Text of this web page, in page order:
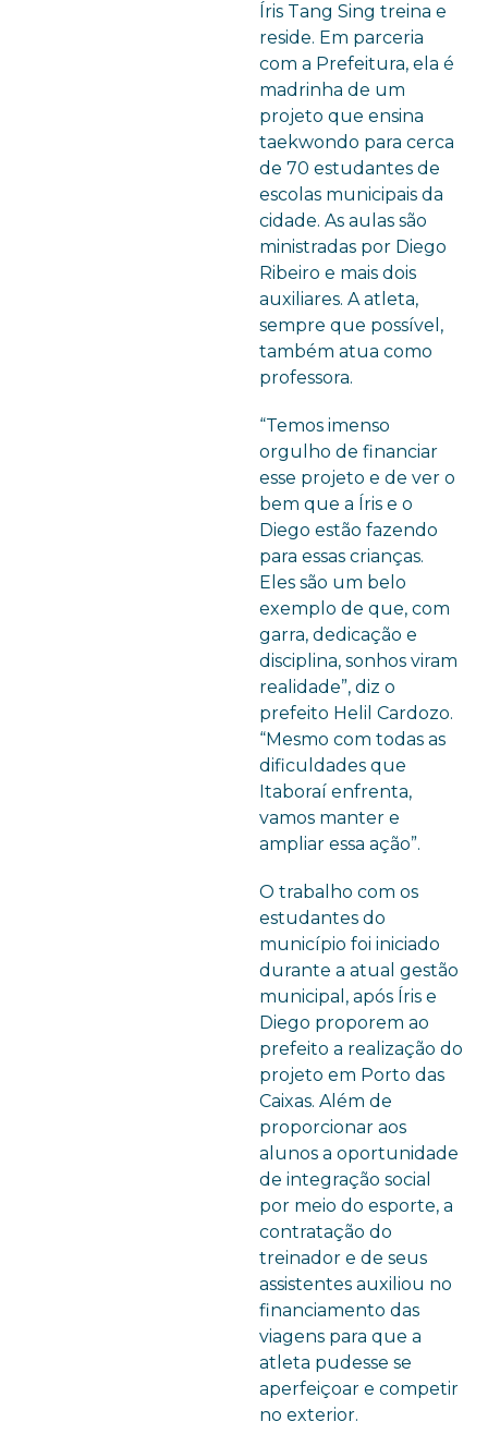
Íris Tang Sing treina e
reside. Em parceria
com a Prefeitura, ela é
madrinha de um
projeto que ensina
taekwondo para cerca
de 70 estudantes de
escolas municipais da
cidade. As aulas são
ministradas por Diego
Ribeiro e mais dois
auxiliares. A atleta,
sempre que possível,
também atua como
professora.
“Temos imenso
orgulho de financiar
esse projeto e de ver o
bem que a Íris e o
Diego estão fazendo
para essas crianças.
Eles são um belo
exemplo de que, com
garra, dedicação e
disciplina, sonhos viram
realidade”, diz o
prefeito Helil Cardozo.
“Mesmo com todas as
dificuldades que
Itaboraí enfrenta,
vamos manter e
ampliar essa ação”.
O trabalho com os
estudantes do
município foi iniciado
durante a atual gestão
municipal, após Íris e
Diego proporem ao
prefeito a realização do
projeto em Porto das
Caixas. Além de
proporcionar aos
alunos a oportunidade
de integração social
por meio do esporte, a
contratação do
treinador e de seus
assistentes auxiliou no
financiamento das
viagens para que a
atleta pudesse se
aperfeiçoar e competir
no exterior.